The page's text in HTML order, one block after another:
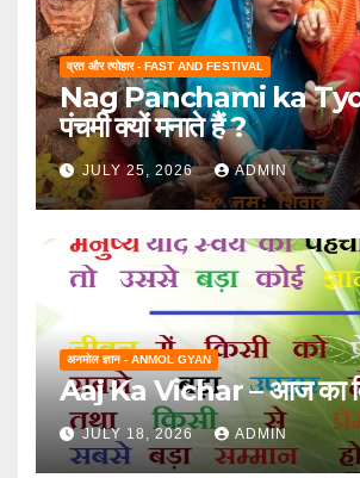
व्रत और त्योहार - FAST AND FESTIVAL
Nag Panchami ka
पंचमी क्यों मनाते हैं ?
JULY 25, 2026 ADMIN
अनमोल ज्ञान - ANMOL GYAN
Aaj Ka Vichar – आज का
JULY 18, 2026 ADMIN